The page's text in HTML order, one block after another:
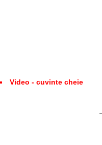
Video - cuvinte cheie